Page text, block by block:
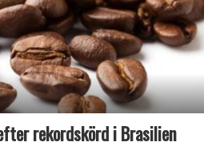
rekordskörd i Brasilien